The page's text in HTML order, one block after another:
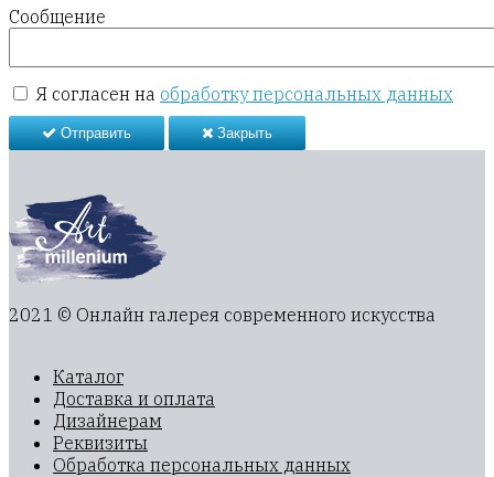
Сообщение
Я согласен на обработку персональных данных
Отправить Закрыть
2021 © Онлайн галерея современного искусства
Каталог
Доставка и оплата
Дизайнерам
Реквизиты
Обработка персональных данных